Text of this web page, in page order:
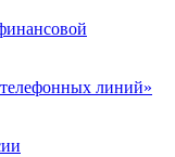
линий»